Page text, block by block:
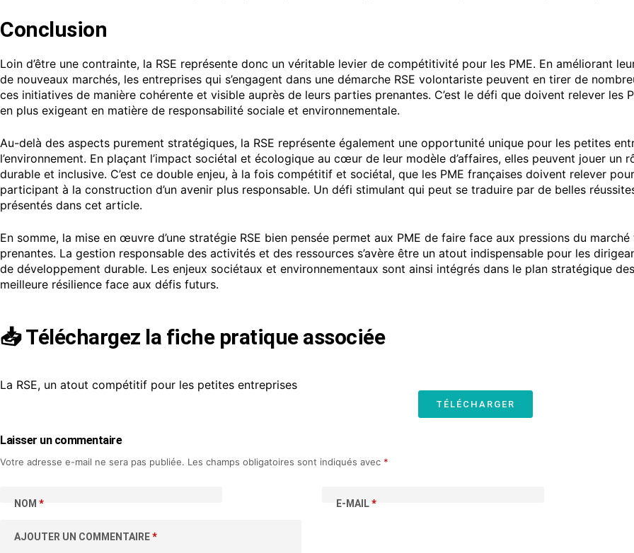
Conclusion
Loin d’être une contrainte, la RSE représente donc un véritable levier de compétitivité pour les PME. En améliorant
de nouveaux marchés, les entreprises qui s’engagent dans une démarche RSE volontariste peuvent en tirer de
ces initiatives de manière cohérente et visible auprès de leurs parties prenantes. C’est le défi que doivent relever les
en plus exigeant en matière de responsabilité sociale et environnementale.
Au-delà des aspects purement stratégiques, la RSE représente également une opportunité unique pour les petites
l’environnement. En plaçant l’impact sociétal et écologique au cœur de leur modèle d’affaires, elles peuvent jouer
durable et inclusive. C’est ce double enjeu, à la fois compétitif et sociétal, que les PME françaises doivent relever
participant à la construction d’un avenir plus responsable. Un défi stimulant qui peut se traduire par de belles
présentés dans cet article.
En somme, la mise en œuvre d’une stratégie RSE bien pensée permet aux PME de faire face aux pressions du
prenantes. La gestion responsable des activités et des ressources s’avère être un atout indispensable pour les
de développement durable. Les enjeux sociétaux et environnementaux sont ainsi intégrés dans le plan stratégique
meilleure résilience face aux défis futurs.
📥 Téléchargez la fiche pratique associée
La RSE, un atout compétitif pour les petites entreprises
TÉLÉCHARGER
Laisser un commentaire
Votre adresse e-mail ne sera pas publiée. Les champs obligatoires sont indiqués avec *
NOM * E-MAIL*
AJOUTER UN COMMENTAIRE*